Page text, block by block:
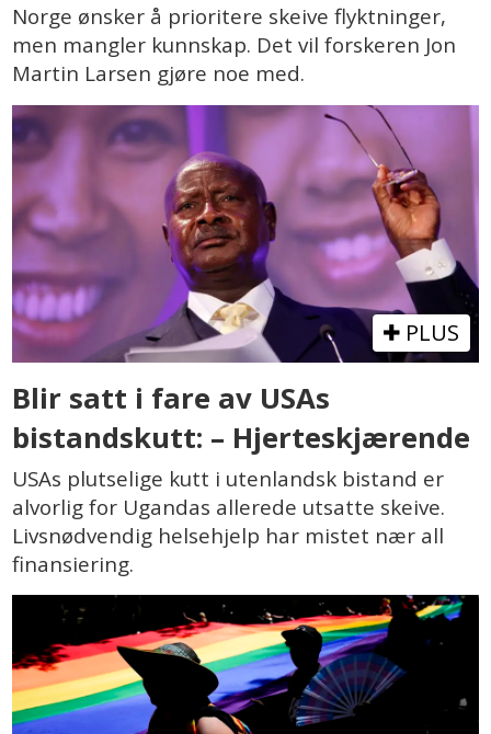
Norge ønsker å prioritere skeive flyktninger,
men mangler kunnskap. Det vil forskeren Jon
Martin Larsen gjøre noe med.
PLUS
Blir satt i fare av USAs
bistandskutt: – Hjerteskjærende
USAs plutselige kutt i utenlandsk bistand er
alvorlig for Ugandas allerede utsatte skeive.
Livsnødvendig helsehjelp har mistet nær all
finansiering.